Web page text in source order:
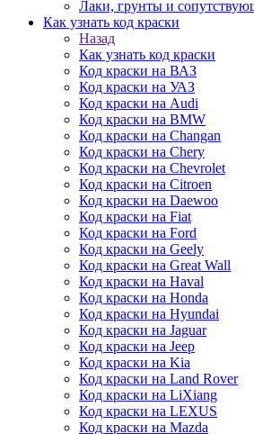
Лаки, грунты и
Как узнать код краски
Назад
Как узнать код краски
Код краски на ВАЗ
Код краски на УАЗ
Код краски на Audi
Код краски на BMW
Код краски на Changan
Код краски на Chery
Код краски на Chevrolet
Код краски на Citroen
Код краски на Daewoo
Код краски на Fiat
Код краски на Ford
Код краски на Geely
Код краски на Great Wall
Код краски на Haval
Код краски на Honda
Код краски на Hyundai
Код краски на Jaguar
Код краски на Jeep
Код краски на Kia
Код краски на Land Rover
Код краски на LiXiang
Код краски на LEXUS
Код краски на Mazda